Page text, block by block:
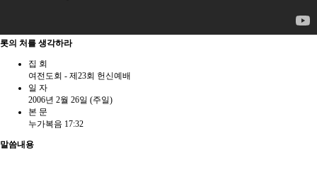
롯의 처를 생각하라
집 회
여전도회 - 제23회 헌신예배
일 자
2006년 2월 26일 (주일)
본 문
누가복음 17:32
말씀내용